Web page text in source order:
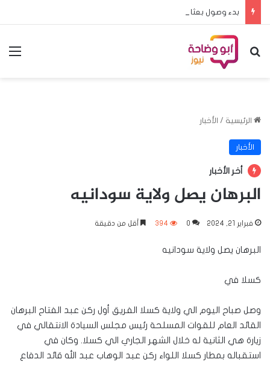
بحث عن
الرئيسية / الأخبار
الأخبار
أخر الأخبار
البرهان يصل ولاية سودانيه
فبراير 21, 2024 0
394 أقل من دقيقة
البرهان يصل ولاية سودانيه
كسلا في
وصل صباح اليوم الي ولاية كسلا الفريق أول ركن عبد الفتاح البرهان
القائد العام للقوات المسلحة رئيس مجلس السيادة الانتقالي في
زيارة هي الثانية له خلال الشهر الجاري الي كسلا. وكان في
استقباله بمطار كسلا اللواء ركن عبد الوهاب عبد الله قائد الدفاع